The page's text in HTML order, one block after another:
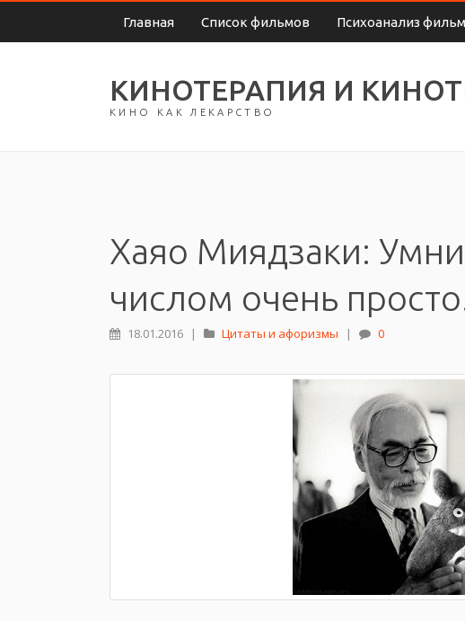
Главная Список фильмов Психоанализ
КИНОТЕРАПИЯ И
КИНО КАК ЛЕКАРСТВО
Хаяо Миядзаки:
числом очень
18.01.2016 | Цитаты и афоризмы | 0